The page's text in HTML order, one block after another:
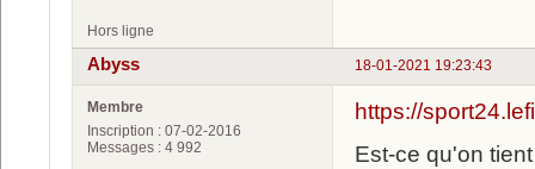
Hors ligne
18-01-2021 19:23:43
Abyss
Membre
Inscription : 07-02-2016
Messages : 4 992
https://
Est-ce qu'on